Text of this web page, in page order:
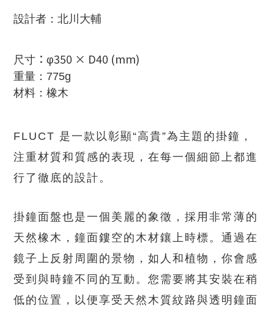
設計者：北川大輔
尺寸 ： φ350 × D40 (mm)
重量 ：775g
材料 ：橡木
FLUCT 是一款以彰顯“高貴”為主題的掛鐘，
注重材質和質感的表現，在每一個細節上都進
行了徹底的設計。
掛鐘面盤也是一個美麗的象徵，採用非常薄的
天然橡木，鐘面鏤空的木材鑲上時標。通過在
鏡子上反射周圍的景物，如人和植物，你會感
受到與時鐘不同的互動。您需要將其安裝在稍
低的位置，以便享受天然木質紋路與透明鐘面